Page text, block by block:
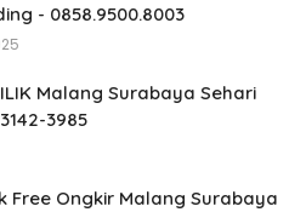
- 0858.9500.8003
Malang Surabaya Sehari
3985
Free Ongkir Malang Surabaya